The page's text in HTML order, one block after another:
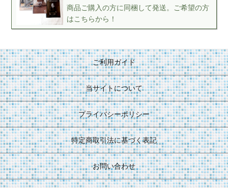
商品ご購入の方に同梱して発送。ご希望の方
はこちらから！
ご利用ガイド
当サイトについて
プライバシーポリシー
特定商取引法に基づく表記
お問い合わせ